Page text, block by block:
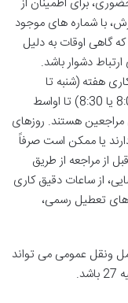
با شماره های موجود
گاهی اوقات به دلیل
دشوار باشد.
هفته (شنبه تا
چهارشنبه) از ساعات اولیه صبح (معمولاً 8:00 یا 8:30) تا اواسط
یا 15:00) پذیرای مراجعین هستند. روزهای
یا ممکن است صرفاً
از مراجعه از طریق
از ساعات دقیق کاری
تعطیل رسمی،
ونقل عمومی می تواند